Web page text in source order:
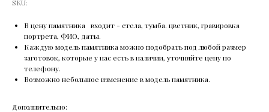
SKU:
В цену памятника входит - стела, тумба. цветник, гравировка
портрета, ФИО, даты.
Каждую модель памятника можно подобрать под любой размер
заготовок, которые у нас есть в наличии, уточняйте цену по
телефону.
Возможно небольшое изменение в модель памятника.
Дополнительно: